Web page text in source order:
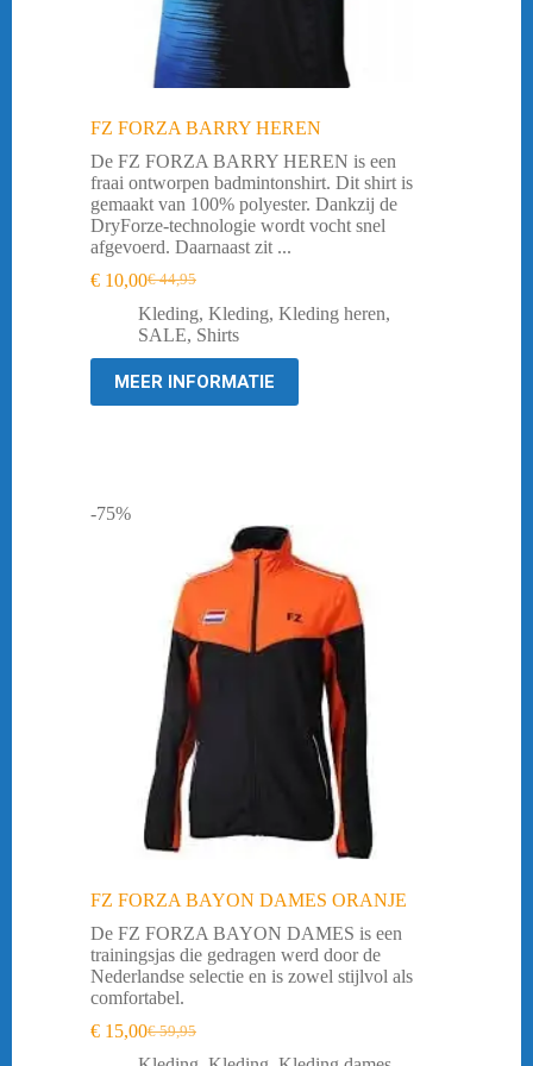
FZ FORZA BARRY HEREN
De FZ FORZA BARRY HEREN is een
fraai ontworpen badmintonshirt. Dit shirt is
gemaakt van 100% polyester. Dankzij de
DryForze-technologie wordt vocht snel
afgevoerd. Daarnaast zit ...
€44,95
Oorspronkelijke
prijs
was:
€ 44,95.
€ 10,00Huidige
prijs
is:
€ 10,00.
Kleding, Kleding, Kleding heren,
SALE, Shirts
MEER INFORMATIE
-75%
FZ FORZA BAYON DAMES ORANJE
De FZ FORZA BAYON DAMES is een
trainingsjas die gedragen werd door de
Nederlandse selectie en is zowel stijlvol als
comfortabel.
€59,95
Oorspronkelijke
prijs
€ 15,00Huidige
prijs